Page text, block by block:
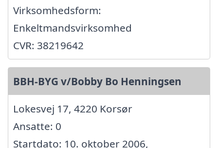
Virksomhedsform:
Enkeltmandsvirksomhed
CVR: 38219642
BBH-BYG v/Bobby Bo Henningsen
Lokesvej 17, 4220 Korsør
Ansatte: 0
Startdato: 10. oktober 2006,